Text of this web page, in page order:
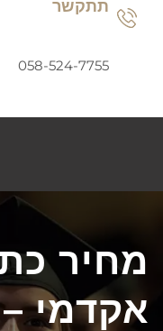
תתקשר
058-524-7755
מחיר
אקדמי